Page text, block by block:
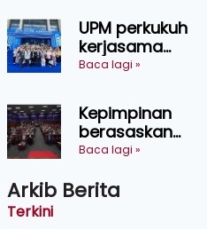
Chini
UPM perkukuh
kerjasama
pendidikan pintar
lawatan rasmi ke
China
Baca lagi »
Kepimpinan
berasaskan
kepercayaan
kecemerlangan
Baca lagi »
Arkib Berita
Terkini